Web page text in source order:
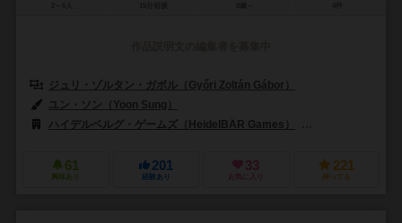
ジュリ・ゾルタン・ガボル（Győri Zoltán Gábor）
ユン・ソン（Yoon Sung）
ハイデルベルグ・ゲームズ（HeidelBÄR Games）
61
興味あり
201
経験あり
33
お気に入り
221
持ってる